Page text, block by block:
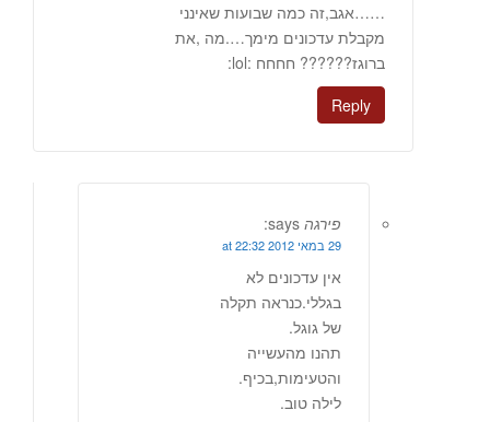
……אגב,זה כמה שבועות שאינני
מקבלת עדכונים מימך….מה ,את
ברוגז?????? חחחח :lol:
Reply
פירגה says:
29 במאי 2012 at 22:32
אין עדכונים לא
בגללי.כנראה תקלה
של גוגל.
תהנו מהעשייה
והטעימות,בכיף.
לילה טוב.